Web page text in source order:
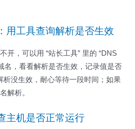
用工具查询解析是否生效
开，可以用 “站长工具” 里的 “DNS
名，看看解析是否生效，记录值是否
析没生效，耐心等待一段时间；如果
解析。
主机是否正常运行